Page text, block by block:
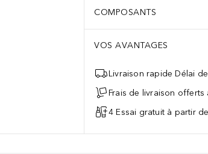
COMPOSANTS
VOS AVANTAGES
Livraison rapide Délai
Frais de livraison offerts
4 Essai gratuit à partir de